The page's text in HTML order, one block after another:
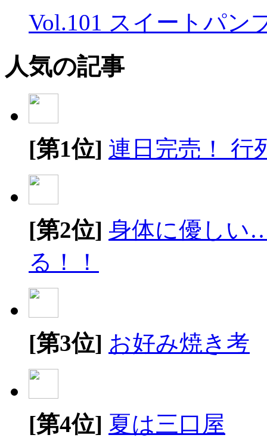
Vol.101 スイートパン
人気の記事
[第1位] 連日完売！ 行
[第2位] 身体に優しい
る！！
[第3位] お好み焼き考
[第4位] 夏は三口屋